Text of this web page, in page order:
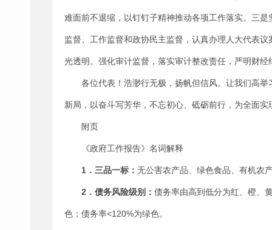
难面前不退缩，以钉钉子精神推动各项工作落实。三
监督、工作监督和政协民主监督，认真办理人大代表
光透明。强化审计监督，落实审计整改责任，严明财
各位代表！浩渺行无极，扬帆但信风。让我们高
新局，以奋斗写芳华，不忘初心、砥砺前行，为全面
附页
《政府工作报告》名词解释
1．三品一标 ： 无公害农产品、绿色食品、有机农
2 ． 债务风险级别 ： 债务率由高到低分为红、橙、
色；债务率<120%为绿色。